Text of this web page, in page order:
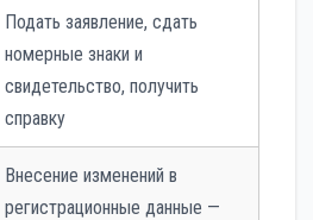
Подать заявление, сдать
номерные знаки и
свидетельство, получить
справку
Внесение изменений в
регистрационные данные —